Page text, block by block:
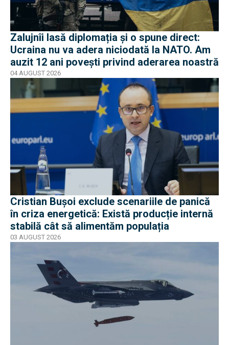
Zalujnîi lasă diplomația și o spune direct:
Ucraina nu va adera niciodată la NATO. Am
auzit 12 ani povești privind aderarea noastră
04 AUGUST 2026
Cristian Bușoi exclude scenariile de panică
în criza energetică: Există producție internă
stabilă cât să alimentăm populația
03 AUGUST 2026